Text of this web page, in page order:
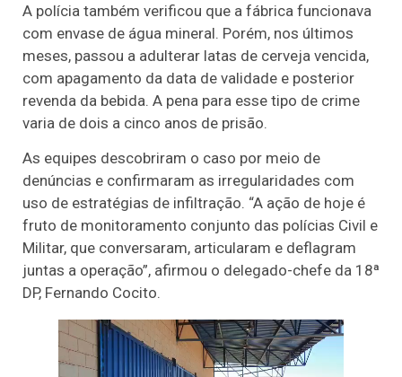
A polícia também verificou que a fábrica funcionava
com envase de água mineral. Porém, nos últimos
meses, passou a adulterar latas de cerveja vencida,
com apagamento da data de validade e posterior
revenda da bebida. A pena para esse tipo de crime
varia de dois a cinco anos de prisão.
As equipes descobriram o caso por meio de
denúncias e confirmaram as irregularidades com
uso de estratégias de infiltração. “A ação de hoje é
fruto de monitoramento conjunto das polícias Civil e
Militar, que conversaram, articularam e deflagram
juntas a operação”, afirmou o delegado-chefe da 18ª
DP, Fernando Cocito.